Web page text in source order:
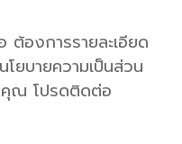
ต้องการรายละเอียด
โยบายความเป็นส่วน
ณ โปรดติดต่อ